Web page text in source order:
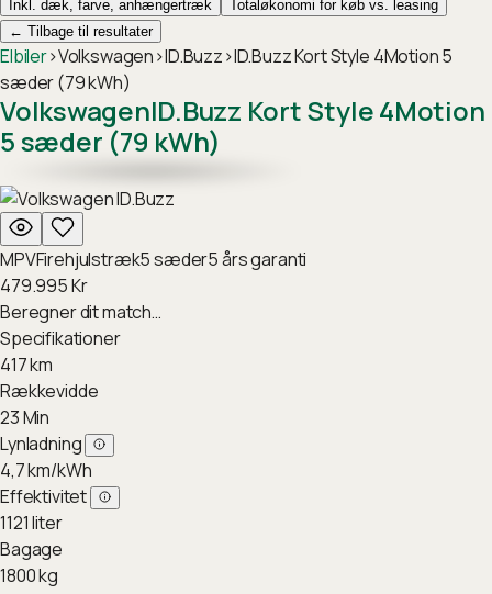
Inkl. dæk, farve, anhængertræk
Totaløkonomi for køb vs. leasing
← Tilbage til resultater
Elbiler›Volkswagen›ID.Buzz›ID.Buzz Kort Style 4Motion 5
sæder (79 kWh)
VolkswagenID.Buzz Kort Style 4Motion
5 sæder (79 kWh)
MPVFirehjulstræk5sæder5års garanti
479.995Kr
Beregner dit match…
Specifikationer
417km
Rækkevidde
23Min
Lynladning
4,7km/kWh
Effektivitet
1121liter
Bagage
1800kg